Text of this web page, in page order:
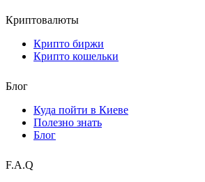
Криптовалюты
Крипто биржи
Крипто кошельки
Блог
Куда пойти в Киеве
Полезно знать
Блог
F.A.Q